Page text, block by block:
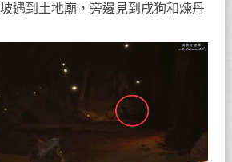
遇到土地廟，旁邊見到戌狗和煉丹